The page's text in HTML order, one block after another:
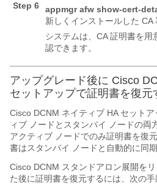
Step 6
appmgr afw show-cert-
新しくインストールした CA
システムは、CA 証明書を
認できます。
アップグレード後に Cisco
セットアップで証明書を復元
Cisco DCNM ネイティブ HA セット
ィブ ノードとスタンバイ ノードの両
アクティブ ノードでのみ証明書を復
書はスタンバイ ノードと自動的に同期
Cisco DCNM スタンドアロン展開を
た後に証明書を復元するには、次の手